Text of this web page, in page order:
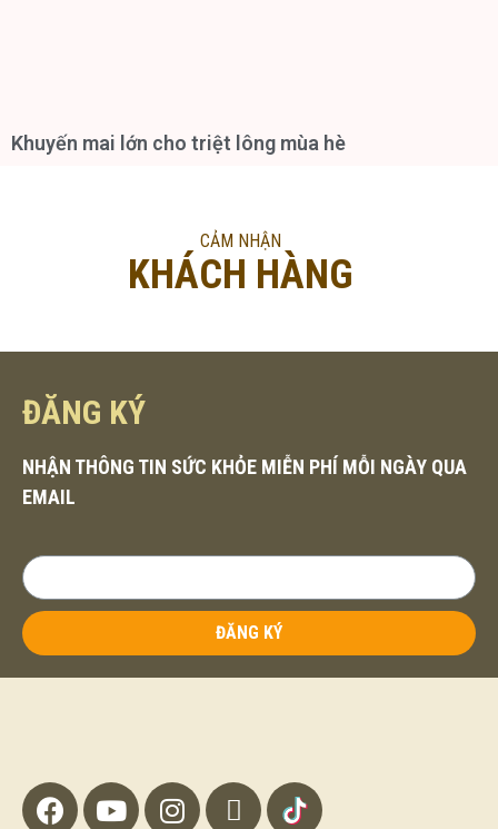
Khuyến mai lớn cho triệt lông mùa hè
CẢM NHẬN
KHÁCH HÀNG
ĐĂNG KÝ
NHẬN THÔNG TIN SỨC KHỎE MIỄN PHÍ MỖI NGÀY QUA
EMAIL
ĐĂNG KÝ